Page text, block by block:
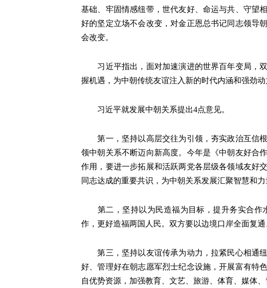
基础、牢固情感纽带，世代友好、命运与共、守望
好的坚定立场不会改变，对金正恩总书记同志领导
会改变。
习近平指出，面对加速演进的世界百年变局，双
握机遇，为中朝传统友谊注入新的时代内涵和强劲
习近平就发展中朝关系提出4点意见。
第一，坚持以高层交往为引领，夯实政治互信根
领中朝关系不断迈向新高度。今年是《中朝友好合
作用，要进一步拓展和活跃两党各层级各领域友好
同志达成的重要共识，为中朝关系发展汇聚智慧和力
第二，坚持以为民造福为目标，提升务实合作
作，更好造福两国人民。双方要以边境口岸全面复
第三，坚持以友谊传承为动力，拉紧民心相通纽
好、管理好在朝志愿军烈士纪念设施，开展富有特
自优势资源，加强教育、文艺、旅游、体育、媒体